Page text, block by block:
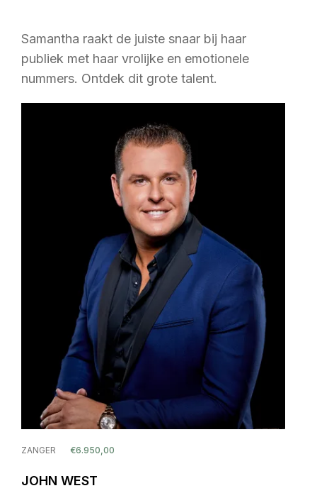
Samantha raakt de juiste snaar bij haar
publiek met haar vrolijke en emotionele
nummers. Ontdek dit grote talent.
ZANGER €6.950,00
JOHN WEST